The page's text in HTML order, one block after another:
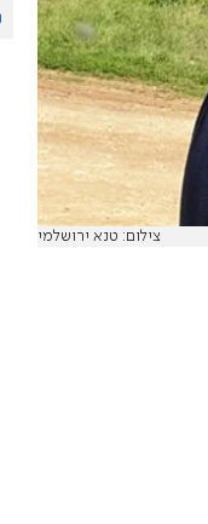
צילום: טנא ירושלמי